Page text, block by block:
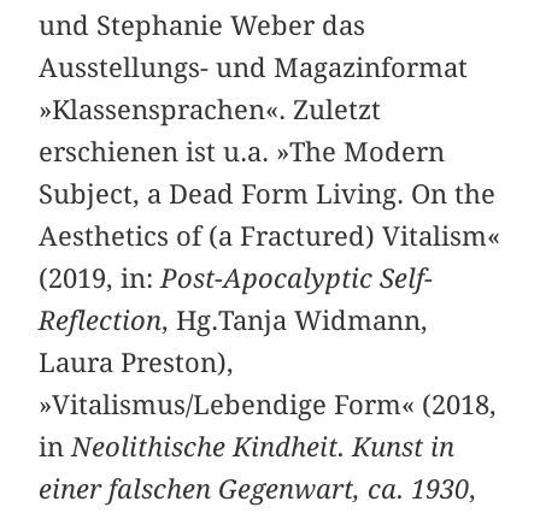
und Stephanie Weber das
Ausstellungs- und Magazinformat
»Klassensprachen«. Zuletzt
erschienen ist u.a. »The Modern
Subject, a Dead Form Living. On the
Aesthetics of (a Fractured) Vitalism«
(2019, in: Post-Apocalyptic Self-
Reflection, Hg.Tanja Widmann,
Laura Preston),
»Vitalismus/Lebendige Form« (2018,
in Neolithische Kindheit. Kunst in
einer falschen Gegenwart, ca. 1930,